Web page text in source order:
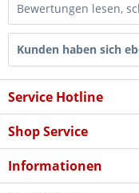
Bewertungen lesen,
Kunden haben sich
Service Hotline
Shop Service
Informationen